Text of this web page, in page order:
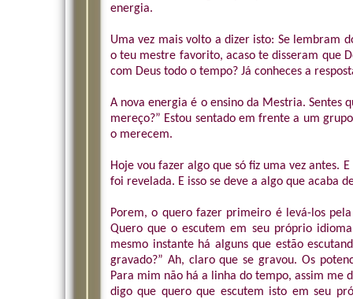
energia.
Uma vez mais volto a dizer isto: Se lembram
o teu mestre favorito, acaso te disseram que
com Deus todo o tempo? Já conheces a
A nova energia é o ensino da Mestria. Sentes
mereço?” Estou sentado em frente a um
o merecem.
Hoje vou fazer algo que só fiz uma vez antes.
foi revelada. E isso se deve a algo que acaba
Porem, o quero fazer primeiro é levá-los
Quero que o escutem em seu próprio
mesmo instante há alguns que estão
gravado?” Ah, claro que se gravou. Os
Para mim não há a linha do tempo, assim me
digo que quero que escutem isto em seu